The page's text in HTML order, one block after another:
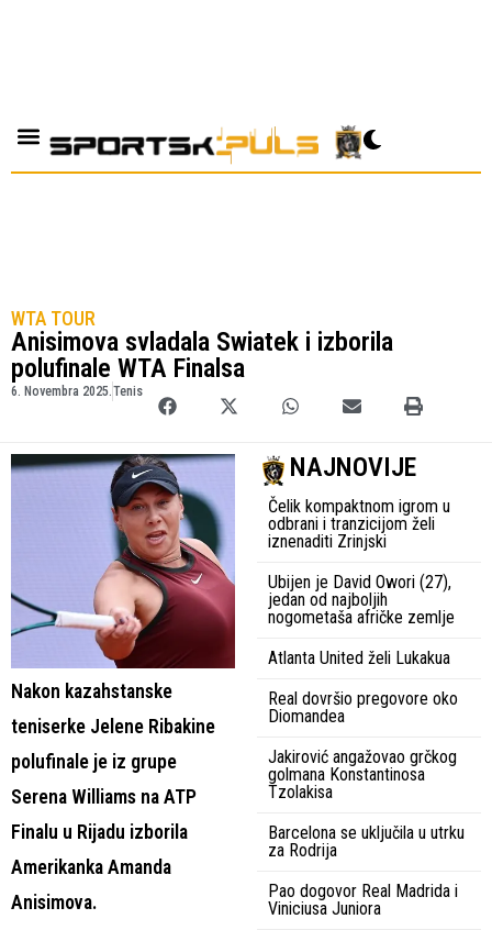
WTA TOUR
Anisimova svladala Swiatek i izborila
polufinale WTA Finalsa
6. Novembra 2025.Tenis
Nakon kazahstanske
teniserke Jelene Ribakine
polufinale je iz grupe
Serena Williams na ATP
Finalu u Rijadu izborila
Amerikanka Amanda
Anisimova.
NAJNOVIJE
Čelik kompaktnom igrom u
odbrani i tranzicijom želi
iznenaditi Zrinjski
Ubijen je David Owori (27),
jedan od najboljih
nogometaša afričke zemlje
Atlanta United želi Lukakua
Real dovršio pregovore oko
Diomandea
Jakirović angažovao grčkog
golmana Konstantinosa
Tzolakisa
Barcelona se uključila u utrku
za Rodrija
Pao dogovor Real Madrida i
Viniciusa Juniora